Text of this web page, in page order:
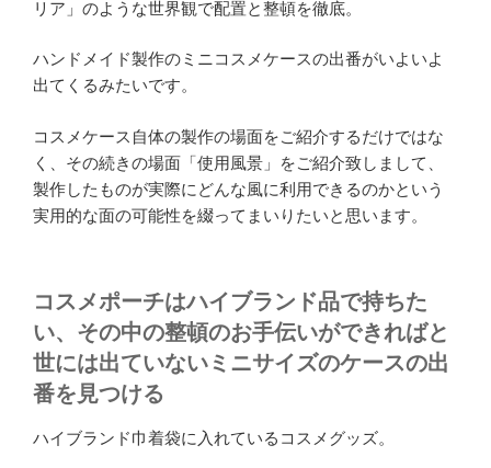
リア」のような世界観で配置と整頓を徹底。
ハンドメイド製作のミニコスメケースの出番がいよいよ
出てくるみたいです。
コスメケース自体の製作の場面をご紹介するだけではな
く、その続きの場面「使用風景」をご紹介致しまして、
製作したものが実際にどんな風に利用できるのかという
実用的な面の可能性を綴ってまいりたいと思います。
コスメポーチはハイブランド品で持ちた
い、その中の整頓のお手伝いができればと
世には出ていないミニサイズのケースの出
番を見つける
ハイブランド巾着袋に入れているコスメグッズ。